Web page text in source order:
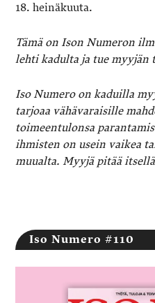
18. heinäkuuta.
Tämä on Ison Numeron
lehti kadulta ja tue myyjän
Iso Numero on kaduilla
tarjoaa vähävaraisille
toimeentulonsa
ihmisten on usein vaikea
muualta. Myyjä pitää
Iso Numero #110